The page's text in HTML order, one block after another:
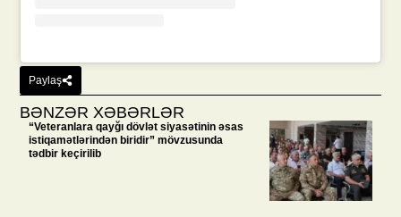
Paylaş
BƏNZƏR XƏBƏRLƏR
“Veteranlara qayğı dövlət siyasətinin əsas
istiqamətlərindən biridir” mövzusunda
tədbir keçirilib